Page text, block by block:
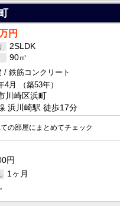
円
2SLDK
90㎡
鉄筋コンクリート
4月
（築53年）
川崎区浜町
浜川崎駅 徒歩17分
の部屋にまとめてチェック
円
1ヶ月